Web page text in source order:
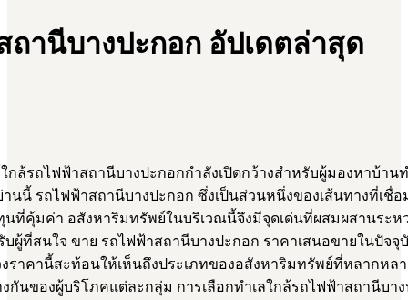
านีบางปะกอก อัปเดตล่าสุด
ล้รถไฟฟ้าสถานีบางปะกอกกำลังเปิดกว้างสำหรับผู้มองหาบ้าน
นี้ รถไฟฟ้าสถานีบางปะกอก ซึ่งเป็นส่วนหนึ่งของเส้นทางที่เชื่
ที่คุ้มค่า อสังหาริมทรัพย์ในบริเวณนี้จึงมีจุดเด่นที่ผสมผสานระ
ผู้ที่สนใจ ขาย รถไฟฟ้าสถานีบางปะกอก ราคาเสนอขายในปัจ
งราคานี้สะท้อนให้เห็นถึงประเภทของอสังหาริมทรัพย์ที่หลากห
นของผู้บริโภคแต่ละกลุ่ม การเลือกทำเลใกล้รถไฟฟ้าสถานีบ